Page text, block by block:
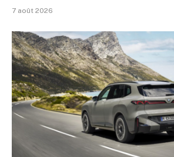
7 août 2026